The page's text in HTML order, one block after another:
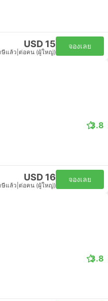
USD 15
ษีแล้ว ต่อคน (ผู้ใหญ่)
จองเลย
3.8
USD 16
ษีแล้ว ต่อคน (ผู้ใหญ่)
จองเลย
3.8